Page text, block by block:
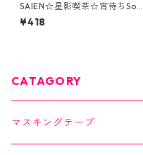
SAIEN☆星影喫茶☆宵待ちSod
a☆フレークシール☆Y-0027
¥418
CATAGORY
マスキングテープ